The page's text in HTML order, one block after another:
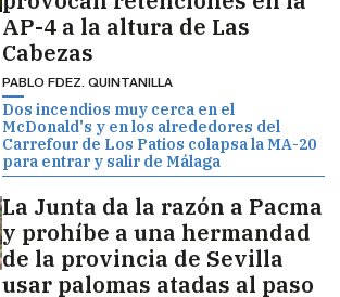
AP-4 a la altura de Las
Cabezas
PABLO FDEZ. QUINTANILLA
Dos incendios muy cerca en el
McDonald's y en los alrededores del
Carrefour de Los Patios colapsa la MA-20
para entrar y salir de Málaga
La Junta da la razón a Pacma
y prohíbe a una hermandad
de la provincia de Sevilla
usar palomas atadas al paso